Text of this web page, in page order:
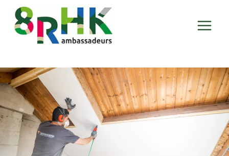
Doorgaan
naar
inhoud